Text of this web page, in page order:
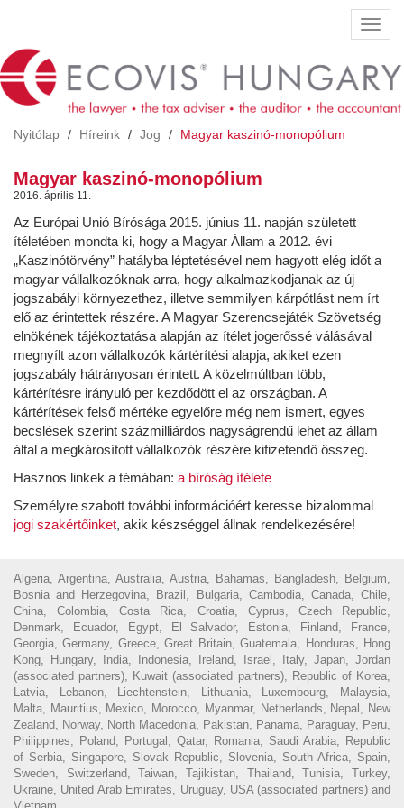
Nyitólap Híreink Jog Magyar kaszinó-monopólium
Magyar kaszinó-monopólium
2016. április 11.
Az Európai Unió Bírósága 2015. június 11. napján született
ítéletében mondta ki, hogy a Magyar Állam a 2012. évi
„Kaszinótörvény” hatályba léptetésével nem hagyott elég időt a
magyar vállalkozóknak arra, hogy alkalmazkodjanak az új
jogszabályi környezethez, illetve semmilyen kárpótlást nem írt
elő az érintettek részére. A Magyar Szerencsejáték Szövetség
elnökének tájékoztatása alapján az ítélet jogerőssé válásával
megnyílt azon vállalkozók kártérítési alapja, akiket ezen
jogszabály hátrányosan érintett. A közelmúltban több,
kártérítésre irányuló per kezdődött el az országban. A
kártérítések felső mértéke egyelőre még nem ismert, egyes
becslések szerint százmilliárdos nagyságrendű lehet az állam
által a megkárosított vállalkozók részére kifizetendő összeg.
Hasznos linkek a témában: a bíróság ítélete
Személyre szabott további információért keresse bizalommal
jogi szakértőinket, akik készséggel állnak rendelkezésére!
Algeria, Argentina, Australia, Austria, Bahamas, Bangladesh, Belgium,
Bosnia and Herzegovina, Brazil, Bulgaria, Cambodia, Canada, Chile,
China, Colombia, Costa Rica, Croatia, Cyprus, Czech Republic,
Denmark, Ecuador, Egypt, El Salvador, Estonia, Finland, France,
Georgia, Germany, Greece, Great Britain, Guatemala, Honduras, Hong
Kong, Hungary, India, Indonesia, Ireland, Israel, Italy, Japan, Jordan
(associated partners), Kuwait (associated partners), Republic of Korea,
Latvia, Lebanon, Liechtenstein, Lithuania, Luxembourg, Malaysia,
Malta, Mauritius, Mexico, Morocco, Myanmar, Netherlands, Nepal, New
Zealand, Norway, North Macedonia, Pakistan, Panama, Paraguay, Peru,
Philippines, Poland, Portugal, Qatar, Romania, Saudi Arabia, Republic
of Serbia, Singapore, Slovak Republic, Slovenia, South Africa, Spain,
Sweden, Switzerland, Taiwan, Tajikistan, Thailand, Tunisia, Turkey,
Ukraine, United Arab Emirates, Uruguay, USA (associated partners) and